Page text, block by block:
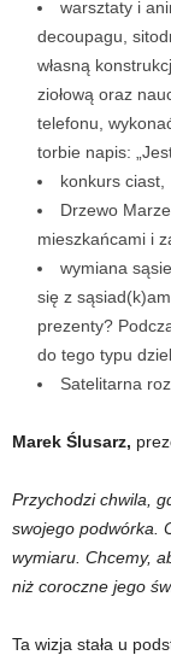
warsztaty i
decoupagu,
własną
ziołową oraz
telefonu,
torbie napis:
konkurs ciast,
Drzewo
mieszkańcami i
wymiana
się z
prezenty?
do tego typu
Satelitarna
Marek Ślusarz,
Przychodzi chwila,
swojego podwórka.
wymiaru. Chcemy,
niż coroczne jego
Ta wizja stała u